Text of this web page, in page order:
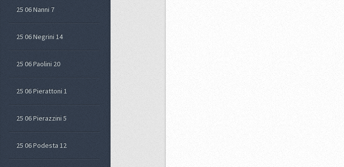
25 06 Nanni 7
25 06 Negrini 14
25 06 Paolini 20
25 06 Pierattoni 1
25 06 Pierazzini 5
25 06 Podesta 12